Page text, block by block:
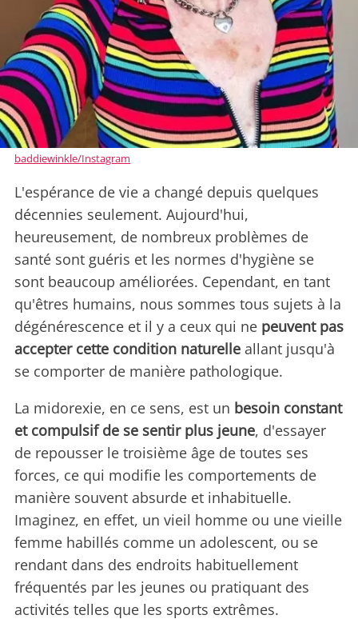
baddiewinkle/Instagram
L'espérance de vie a changé depuis quelques
décennies seulement. Aujourd'hui,
heureusement, de nombreux problèmes de
santé sont guéris et les normes d'hygiène se
sont beaucoup améliorées. Cependant, en tant
qu'êtres humains, nous sommes tous sujets à la
dégénérescence et il y a ceux qui ne peuvent pas
accepter cette condition naturelle allant jusqu'à
se comporter de manière pathologique.
La midorexie, en ce sens, est un besoin constant
et compulsif de se sentir plus jeune, d'essayer
de repousser le troisième âge de toutes ses
forces, ce qui modifie les comportements de
manière souvent absurde et inhabituelle.
Imaginez, en effet, un vieil homme ou une vieille
femme habillés comme un adolescent, ou se
rendant dans des endroits habituellement
fréquentés par les jeunes ou pratiquant des
activités telles que les sports extrêmes.